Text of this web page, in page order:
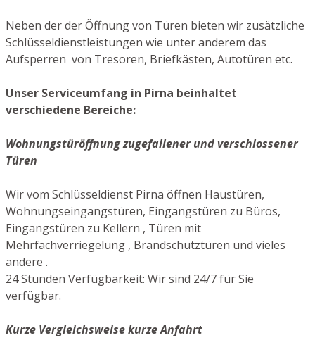
Neben der der Öffnung von Türen bieten wir zusätzliche
Schlüsseldienstleistungen wie unter anderem das
Aufsperren von Tresoren, Briefkästen, Autotüren etc.
Unser Serviceumfang in Pirna beinhaltet
verschiedene Bereiche:
Wohnungstüröffnung zugefallener und verschlossener
Türen
Wir vom Schlüsseldienst Pirna öffnen Haustüren,
Wohnungseingangstüren, Eingangstüren zu Büros,
Eingangstüren zu Kellern , Türen mit
Mehrfachverriegelung , Brandschutztüren und vieles
andere .
24 Stunden Verfügbarkeit: Wir sind 24/7 für Sie
verfügbar.
Kurze Vergleichsweise kurze Anfahrt